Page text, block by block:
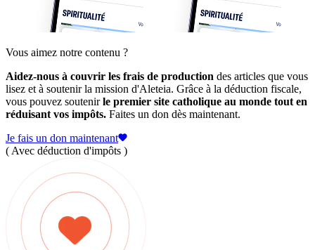
Vous aimez notre contenu ?
Aidez-nous à couvrir les frais de production des articles que vous
lisez et à soutenir la mission d'Aleteia. Grâce à la déduction fiscale,
vous pouvez soutenirle premier site catholique au monde tout en
réduisant vos impôts. Faites un don dès maintenant.
Je fais un don maintenant
( Avec déduction d'impôts )